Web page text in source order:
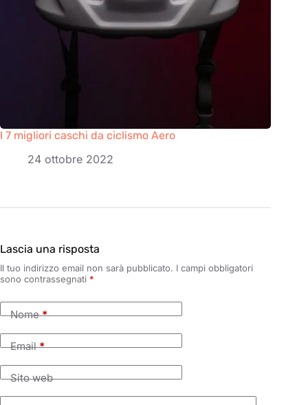
I 7 migliori caschi da ciclismo Aero
24 ottobre 2022
Lascia una risposta
Il tuo indirizzo email non sarà pubblicato. I campi obbligatori
sono contrassegnati *
Nome*
Email*
Sito web